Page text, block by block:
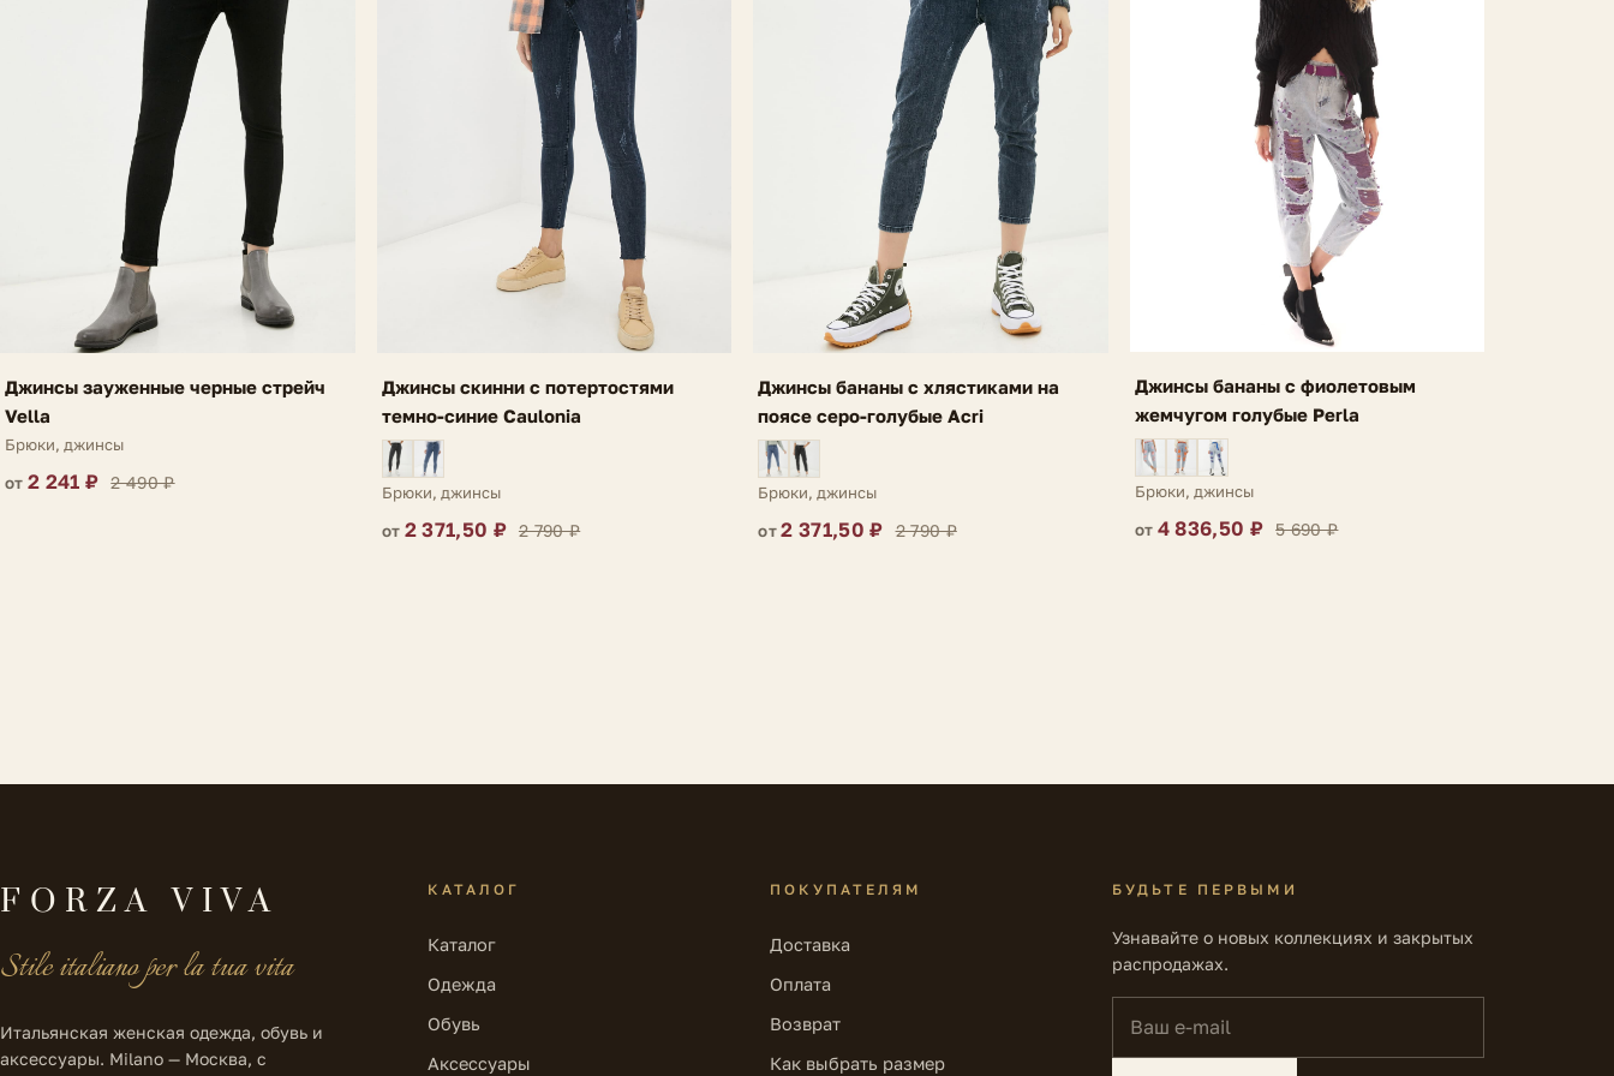
Джинсы зауженные черные стрейч
Vella
Брюки, джинсы
от 2 241 ₽ 2 490 ₽
Джинсы скинни с потертостями
темно-синие Caulonia
Брюки, джинсы
от 2 371,50 ₽ 2 790 ₽
Джинсы бананы с хлястиками на
поясе серо-голубые Acri
Брюки, джинсы
от2 371,50 ₽ 2 790 ₽
Джинсы бананы с фиолетовым
жемчугом голубые Perla
Брюки, джинсы
от 4 836,50 ₽ 5 690 ₽
FORZA VIVA
Stile italiano per la tua vita
Итальянская женская одежда, обувь и
аксессуары. Milano — Москва, с
КАТАЛОГ
Каталог
Одежда
Обувь
Аксессуары
ПОКУПАТЕЛЯМ
Доставка
Оплата
Возврат
Как выбрать размер
БУДЬТЕ ПЕРВЫМИ
Узнавайте о новых коллекциях и закрытых
распродажах.